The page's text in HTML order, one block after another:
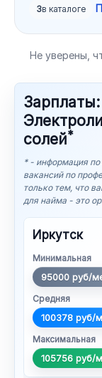
3в каталоге
Не уверены,
солей*
* - информация по
вакансий по
только тем, что
для найма - это
Иркутск
Минимальная
95000 руб/
Средняя
100378 руб/
Максимальная
105756 руб/